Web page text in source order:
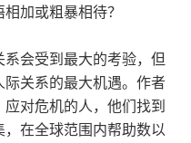
加或粗暴相待？
会受到最大的考验，但
关系的最大机遇。作者
对危机的人，他们找到
在全球范围内帮助数以